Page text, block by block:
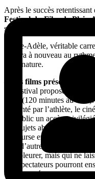
Après le succès
Festival du Film de Plein
sa 2e édition le samedi 8
Sainte-Adèle, véritable
vibrera à nouveau au
et de nature.
– Des films présentés par
Le festival proposera trois
films (120 minutes au
présenté par l’athlète, le
au public un accès
Les sujets abordés cette
en course en sentier,
bien d’autres aventures
rire, pleurer, mais qui ne
Les spectateurs pourront
équipes présentes.